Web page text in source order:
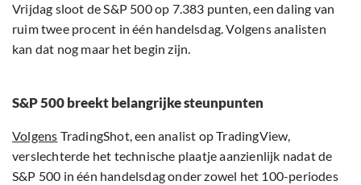
Vrijdag sloot de S&P 500 op 7.383 punten, een daling van
ruim twee procent in één handelsdag. Volgens analisten
kan dat nog maar het begin zijn.
S&P 500 breekt belangrijke steunpunten
Volgens TradingShot, een analist op TradingView,
verslechterde het technische plaatje aanzienlijk nadat de
S&P 500 in één handelsdag onder zowel het 100-periodes